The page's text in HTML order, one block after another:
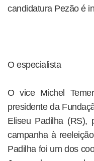
candidatura Pezão é
O especialista
O vice Michel
presidente da
Eliseu Padilha (RS),
campanha à
Padilha foi um dos